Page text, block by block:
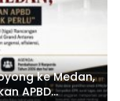
ke Medan,
APBD